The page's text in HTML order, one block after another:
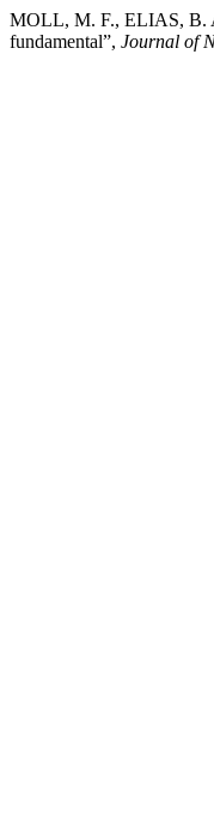
MOLL, M. F., ELIAS, B.
fundamental”, Journal of